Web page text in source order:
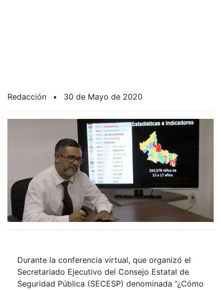
Redacción • 30 de Mayo de 2020
Durante la conferencia virtual, que organizó el
Secretariado Ejecutivo del Consejo Estatal de
Seguridad Pública (SECESP) denominada “¿Cómo